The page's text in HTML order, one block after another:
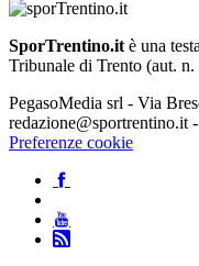
SporTrentino.it è una
Tribunale di Trento (aut.
PegasoMedia srl - Via
redazione@sportrentino.it
Preferenze cookie